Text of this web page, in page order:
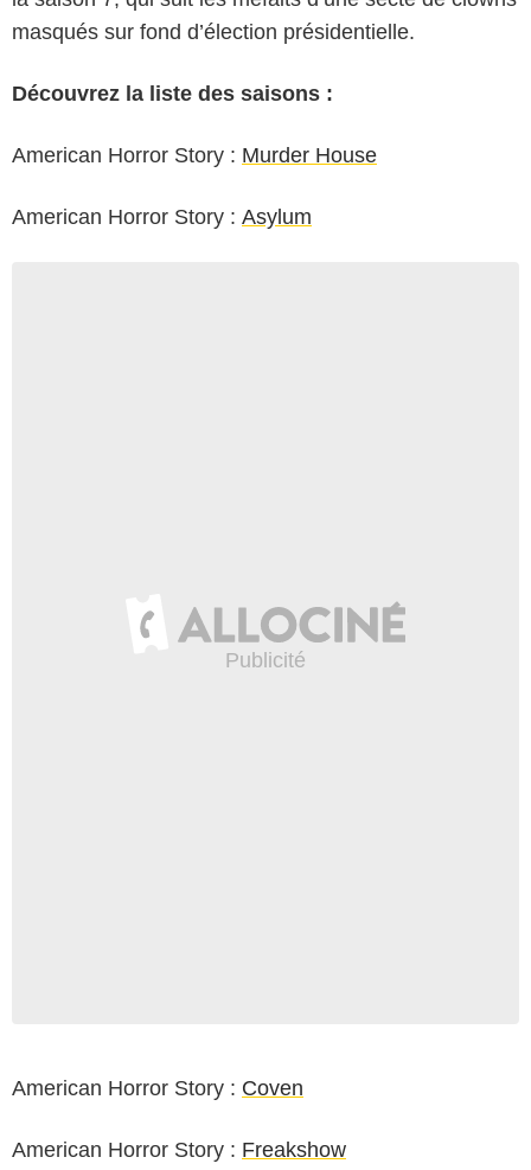
masqués sur fond d’élection présidentielle.
Découvrez la liste des saisons :
American Horror Story : Murder House
American Horror Story : Asylum
American Horror Story : Coven
American Horror Story : Freakshow